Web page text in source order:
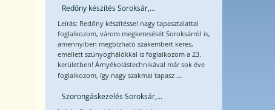
Redőny készítés Soroksár,...
Leírás: Redőny készítéssel nagy tapasztalattal
foglalkozom, várom megkeresését Soroksárról is,
amennyiben megbízható szakembert keres,
emellett szúnyoghálókkal is foglalkozom a 23.
kerületben! Árnyékolástechnikával már sok éve
foglalkozom, így nagy szakmai tapasz ...
Szorongáskezelés Soroksár,...